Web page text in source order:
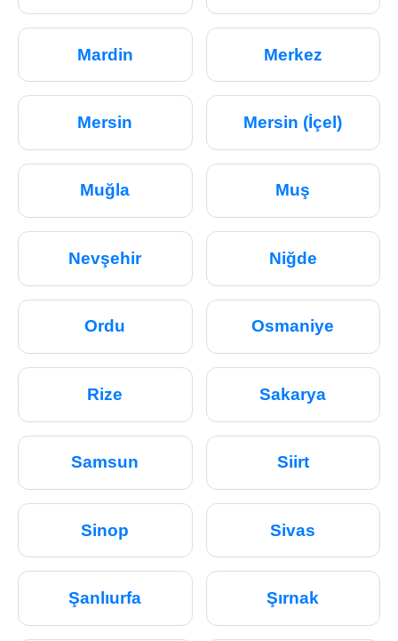
Mardin Merkez
Mersin Mersin (İçel)
Muğla Muş
Nevşehir Niğde
Ordu Osmaniye
Rize Sakarya
Samsun Siirt
Sinop Sivas
Şanlıurfa Şırnak